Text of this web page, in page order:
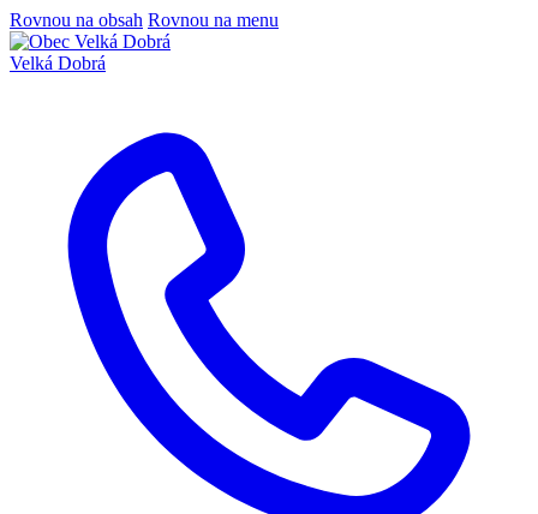
Rovnou na obsah Rovnou na menu
Velká Dobrá